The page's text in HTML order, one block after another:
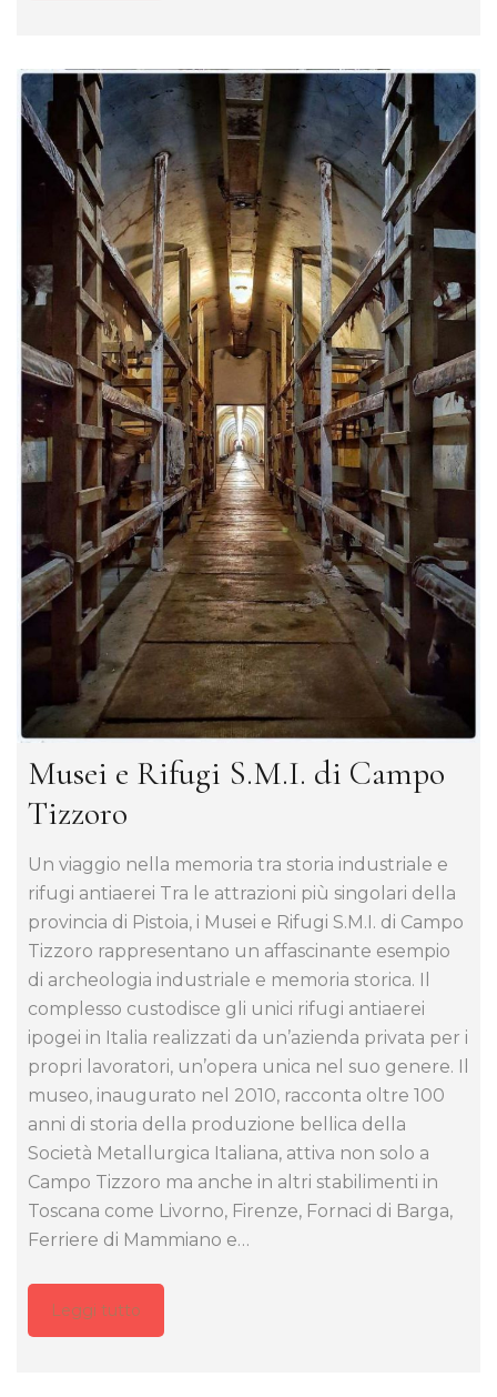
Musei e Rifugi S.M.I. di Campo
Tizzoro
Un viaggio nella memoria tra storia industriale e
rifugi antiaerei Tra le attrazioni più singolari della
provincia di Pistoia, i Musei e Rifugi S.M.I. di Campo
Tizzoro rappresentano un affascinante esempio
di archeologia industriale e memoria storica. Il
complesso custodisce gli unici rifugi antiaerei
ipogei in Italia realizzati da un’azienda privata per i
propri lavoratori, un’opera unica nel suo genere. Il
museo, inaugurato nel 2010, racconta oltre 100
anni di storia della produzione bellica della
Società Metallurgica Italiana, attiva non solo a
Campo Tizzoro ma anche in altri stabilimenti in
Toscana come Livorno, Firenze, Fornaci di Barga,
Ferriere di Mammiano e…
Leggi tutto